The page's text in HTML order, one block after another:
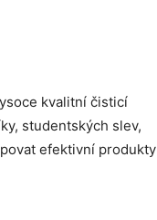
kvalitní čisticí
studentských slev,
efektivní produkty